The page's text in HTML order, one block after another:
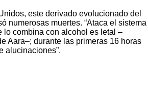
este derivado evolucionado del
numerosas muertes. “Ataca el sistema
lo combina con alcohol es letal –
Aara–; durante las primeras 16 horas
alucinaciones”.